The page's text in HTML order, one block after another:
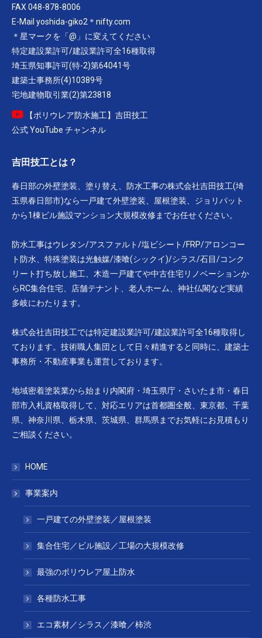
FAX 048-878-8006
E-Mail yoshida-giko2＊nifty.com
＊星マークを「@」に変えてください
特定建設業許可/建設業許可全16種取得
埼玉県知事許可(特-2)第64041号
建築士事務所(4)10389号
宅地建物取引業(2)第23818
【ポリウレア防水施工】吉田技工
公式 YouTube チャンネル
吉田技工とは？
春日部の外壁塗装、塗り替え、防水工事の株式会社吉田技工(埼
玉県春日部市)なら一戸建て外壁塗装、屋根塗装、ジョリパット
から1棟ビル施設マンション大規模改修までお任せください。
防水工事はウレタン/アスファルト/塩ビシート/FRP/アロンコー
ト防水、特殊塗装は光触媒/漆喰(シックイ)/シラス/石目/コンク
リート打ち放し施工、木造一戸建てや中古住宅リノベーションか
らRC集合住宅、店舗テナント、老人ホーム、神社仏閣など実績
多岐にわたります。
株式会社吉田技工では特定建設業許可/建設業許可全16種取得し
ております。技術職人集団として日々精進すると同時に、建築士
事務所・不動産事業も運営しております。
地域密着塗装業から始まり内閣府・埼玉県庁・さいたま市・春日
部市入札資格取得して、対応エリアは首都圏全般、東京都、千葉
県、神奈川県、栃木県、茨城県、群馬県までお気軽にお見積もり
ご相談ください。
HOME
事業案内
一戸建ての外壁塗装／屋根塗装
集合住宅／ビル施設／工場の大規模改修
最強のポリウレア屋上防水
各種防水工事
エコ素材／シラス／漆喰／柿渋